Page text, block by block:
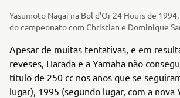
Yasumoto Nagai na Bol d’Or 24 Hours de
do campeonato com Christian e Dominique
Apesar de muitas tentativas, e em
reveses, Harada e a Yamaha não
título de 250 cc nos anos que se
lugar), 1995 (segundo lugar, com a nova